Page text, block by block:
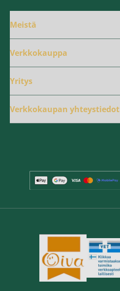
Meistä
Verkkokauppa
Yritys
Verkkokaupan yhteystiedot